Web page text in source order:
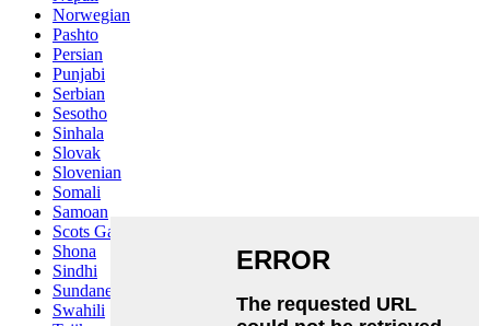
Norwegian
Pashto
Persian
Punjabi
Serbian
Sesotho
Sinhala
Slovak
Slovenian
Somali
Samoan
Scots Gaelic
Shona
Sindhi
Sundanese
Swahili